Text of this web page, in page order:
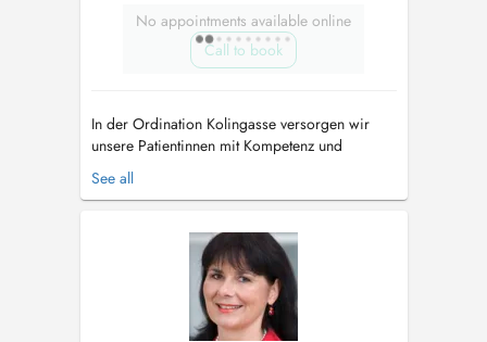
No appointments available online
Call to book
In der Ordination Kolingasse versorgen wir
unsere Patientinnen mit Kompetenz und
Freundlichkeit. In angenehmen Ambiente
betreiben wir moderne Medizin. Wir erklären
sprechen auch Englisch und Polnisch. Erleben
Sie den Unterschied der Wahlarzt-Philosophie!
See all